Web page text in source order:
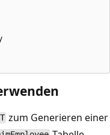
zum Generieren einer